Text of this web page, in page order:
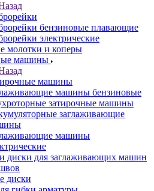
бензиновые плавающие
электрические
молотки и коперы
машины
машины
машины бензиновые
затирочные машины
заглаживающие
машины
диски для заглаживающих машин
диски